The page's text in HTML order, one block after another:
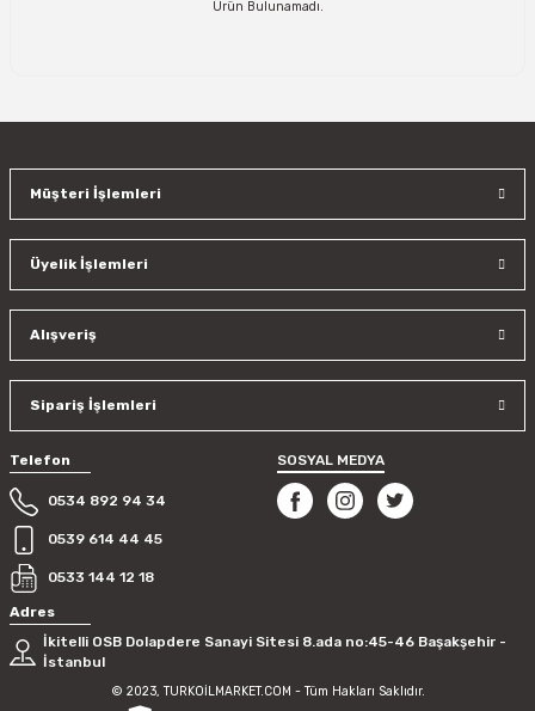
Ürün Bulunamadı.
Müşteri İşlemleri
Üyelik İşlemleri
Alışveriş
Sipariş İşlemleri
Telefon
0534 892 94 34
0539 614 44 45
0533 144 12 18
SOSYAL MEDYA
Adres
İkitelli OSB Dolapdere Sanayi Sitesi 8.ada no:45-46 Başakşehir -
İstanbul
© 2023, TURKOİLMARKET.COM - Tüm Hakları Saklıdır.